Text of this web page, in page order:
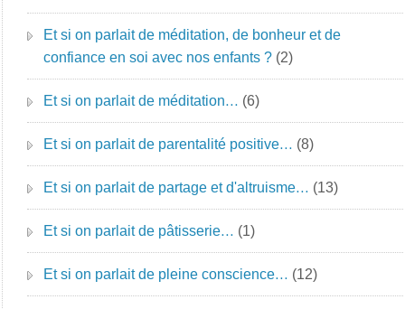
Et si on parlait de méditation, de bonheur et de
confiance en soi avec nos enfants ? (2)
Et si on parlait de méditation… (6)
Et si on parlait de parentalité positive… (8)
Et si on parlait de partage et d'altruisme… (13)
Et si on parlait de pâtisserie… (1)
Et si on parlait de pleine conscience… (12)